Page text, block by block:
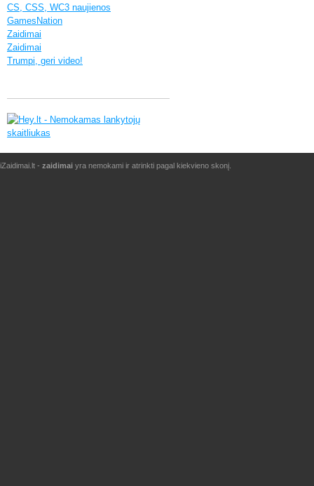
CS, CSS, WC3 naujienos
GamesNation
Zaidimai
Zaidimai
Trumpi, geri video!
iZaidimai.lt - zaidimai yra nemokami ir atrinkti pagal kiekvieno skonį.